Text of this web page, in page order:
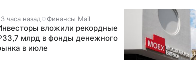
часа назад Финансы Mail
вложили рекордные
млрд в фонды денежного
в июле